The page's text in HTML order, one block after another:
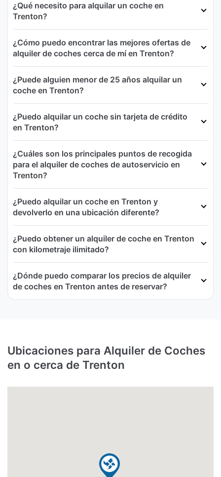
¿Qué necesito para alquilar un coche en
Trenton?
¿Cómo puedo encontrar las mejores ofertas de
alquiler de coches cerca de mí en Trenton?
¿Puede alguien menor de 25 años alquilar un
coche en Trenton?
¿Puedo alquilar un coche sin tarjeta de crédito
en Trenton?
¿Cuáles son los principales puntos de recogida
para el alquiler de coches de autoservicio en
Trenton?
¿Puedo alquilar un coche en Trenton y
devolverlo en una ubicación diferente?
¿Puedo obtener un alquiler de coche en Trenton
con kilometraje ilimitado?
¿Dónde puedo comparar los precios de alquiler
de coches en Trenton antes de reservar?
Ubicaciones para Alquiler de Coches
en o cerca de Trenton